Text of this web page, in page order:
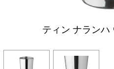
ティン ナランハ